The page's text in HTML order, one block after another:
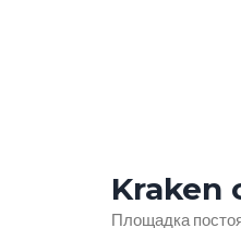
Kraken
Площадка